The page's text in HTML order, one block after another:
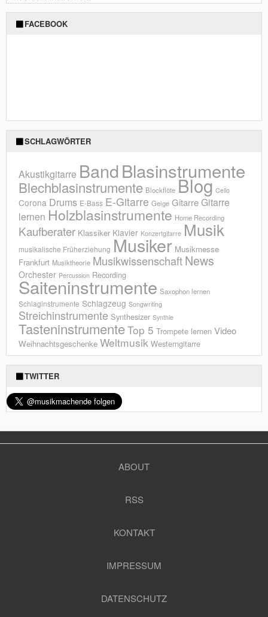
FACEBOOK
SCHLAGWÖRTER
Akustikgitarre BandBlasinstrumente
Blechblasinstrumente Blockflöte Blog Cello
Corona Drums E-Bass E-Gitarre Geige GitarreGitarre
lernen Holzblasinstrumente Home Recording
Kaufberater Klassiker Klavier Konzertgitarre Musik
musikalische Früherziehung Musiker Musikmesse
Frankfurt Musiktheorie MusikwissenschaftNews
Orchester Percussion Recording
Saiteninstrumente Saxophon lernen
Schlaginstrumente Schlagzeug Songwriting
Streichinstrumente Synthesizer Synthie
TasteninstrumenteTop 5 Trompete lernen Video
Weihnachtsgeschenke Weltmusik Westerngitarre
TWITTER
ABOUT
RSS
KONTAKT
IMPRESSUM
DATENSCHUTZ